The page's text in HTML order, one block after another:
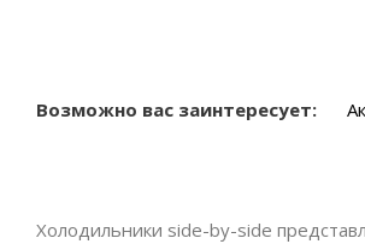
Возможно вас заинтересует:
Холодильники side-by-side